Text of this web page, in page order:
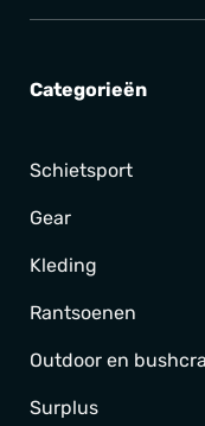
Categorieën
Schietsport
Gear
Kleding
Rantsoenen
Outdoor en
Surplus